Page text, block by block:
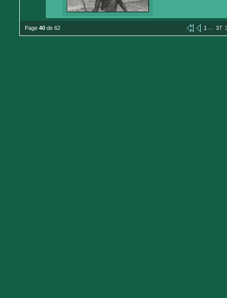
Page 40 de 62 1 ... 37